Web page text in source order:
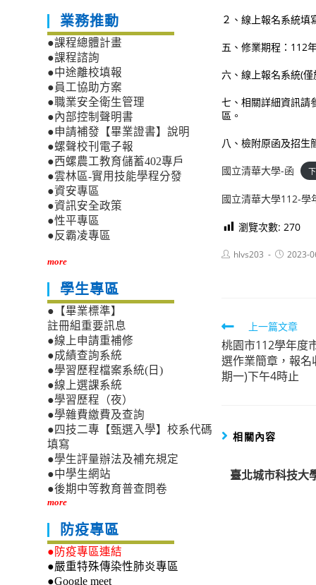
２、線上報名系統填
五、修業期程：112
六、線上報名系統(
七、相關詳細資訊請
區。
八、檢附原函及招生
國立清華大學-函
國立清華大學112-學
瀏覽次數: 270
Posthlvs203
Post2023-
Read
more
articles
上一篇文章
桃園市112學年度
選作業簡章，報名
期一)下午4時止
相關內容
臺北城市科技大
業務推動
●課程總體計畫
●課程諮詢
●中途離校填報
●員工協助方案
●職業安全衛生管理
●內部控制聲明書
●申請補發【畢業證書】說明
●螺聲校刊電子報
●西螺農工教育儲蓄402專戶
●雲林區-實用技能學程分發
●資安專區
●資訊安全政策
●性平專區
●反霸凌專區
more
學生專區
●【畢業標準】
註冊組重要訊息
●線上申請重補修
●成績查詢系統
●學習歷程檔案系統(日)
●線上選課系統
●學習歷程（夜）
●學雜費繳費及查詢
●四技二專【甄選入學】校系代碼
填寫
●學生評量辦法及補充規定
●中學生網站
●後期中等教育普查問卷
more
防疫專區
●防疫專區連結
●嚴重特殊傳染性肺炎專區
●Google meet